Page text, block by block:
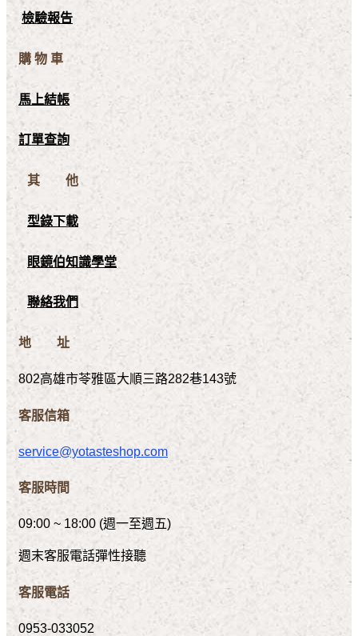
檢驗報告
購 物 車
馬上結帳
訂單查詢
其 他
型錄下載
眼鏡伯知識學堂
聯絡我們
地 址
802高雄市苓雅區大順三路282巷143號
客服信箱
service@yotasteshop.com
客服時間
09:00 ~ 18:00 (週一至週五)
週末客服電話彈性接聽
客服電話
0953-033052